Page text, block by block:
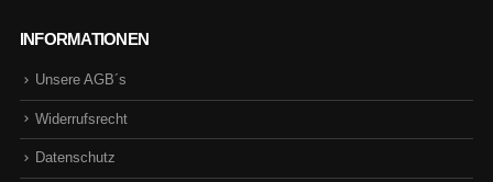
INFORMATIONEN
Unsere AGB´s
Widerrufsrecht
Datenschutz